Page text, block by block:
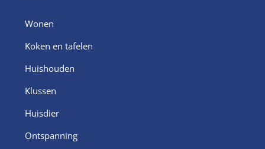
Wonen
Koken en tafelen
Huishouden
Klussen
Huisdier
Ontspanning